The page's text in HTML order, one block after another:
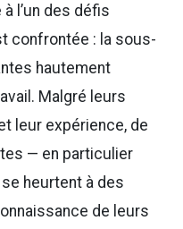
à l’un des défis
confrontée : la sous-
hautement
Malgré leurs
leur expérience, de
— en particulier
heurtent à des
de leurs